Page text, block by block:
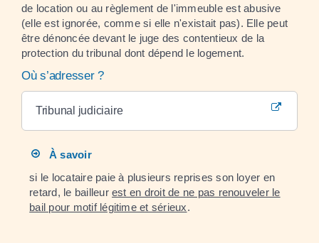
de location ou au règlement de l'immeuble est abusive
(elle est ignorée, comme si elle n'existait pas). Elle peut
être dénoncée devant le juge des contentieux de la
protection du tribunal dont dépend le logement.
Où s’adresser ?
Tribunal judiciaire
À savoir
si le locataire paie à plusieurs reprises son loyer en
retard, le bailleur est en droit de ne pas renouveler le
bail pour motif légitime et sérieux.